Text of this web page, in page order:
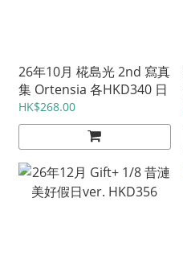
26年10月 椛島光 2nd 寫真
集 Ortensia 各HKD340 日
HK$268.00